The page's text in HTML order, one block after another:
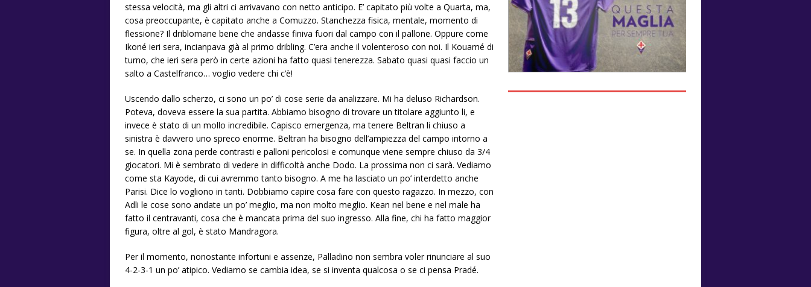
stessa velocità, ma gli altri ci arrivavano con netto anticipo. E’ capitato più volte a Quarta, ma,
cosa preoccupante, è capitato anche a Comuzzo. Stanchezza fisica, mentale, momento di
flessione? Il driblomane bene che andasse finiva fuori dal campo con il pallone. Oppure come
Ikoné ieri sera, incianpava già al primo dribling. C’era anche il volenteroso con noi. Il Kouamé di
turno, che ieri sera però in certe azioni ha fatto quasi tenerezza. Sabato quasi quasi faccio un
salto a Castelfranco… voglio vedere chi c’è!
Uscendo dallo scherzo, ci sono un po’ di cose serie da analizzare. Mi ha deluso Richardson.
Poteva, doveva essere la sua partita. Abbiamo bisogno di trovare un titolare aggiunto li, e
invece è stato di un mollo incredibile. Capisco emergenza, ma tenere Beltran li chiuso a
sinistra è davvero uno spreco enorme. Beltran ha bisogno dell’ampiezza del campo intorno a
se. In quella zona perde contrasti e palloni pericolosi e comunque viene sempre chiuso da 3/4
giocatori. Mi è sembrato di vedere in difficoltà anche Dodo. La prossima non ci sarà. Vediamo
come sta Kayode, di cui avremmo tanto bisogno. A me ha lasciato un po’ interdetto anche
Parisi. Dice lo vogliono in tanti. Dobbiamo capire cosa fare con questo ragazzo. In mezzo, con
Adli le cose sono andate un po’ meglio, ma non molto meglio. Kean nel bene e nel male ha
fatto il centravanti, cosa che è mancata prima del suo ingresso. Alla fine, chi ha fatto maggior
figura, oltre al gol, è stato Mandragora.
Per il momento, nonostante infortuni e assenze, Palladino non sembra voler rinunciare al suo
4-2-3-1 un po’ atipico. Vediamo se cambia idea, se si inventa qualcosa o se ci pensa Pradé.